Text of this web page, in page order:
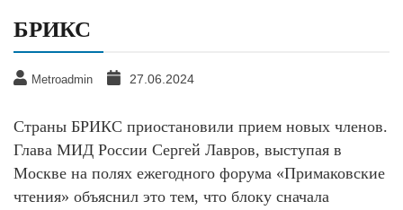
БРИКС
Metroadmin 27.06.2024
Страны БРИКС приостановили прием новых членов.
Глава МИД России Сергей Лавров, выступая в
Москве на полях ежегодного форума «Примаковские
чтения» объяснил это тем, что блоку сначала